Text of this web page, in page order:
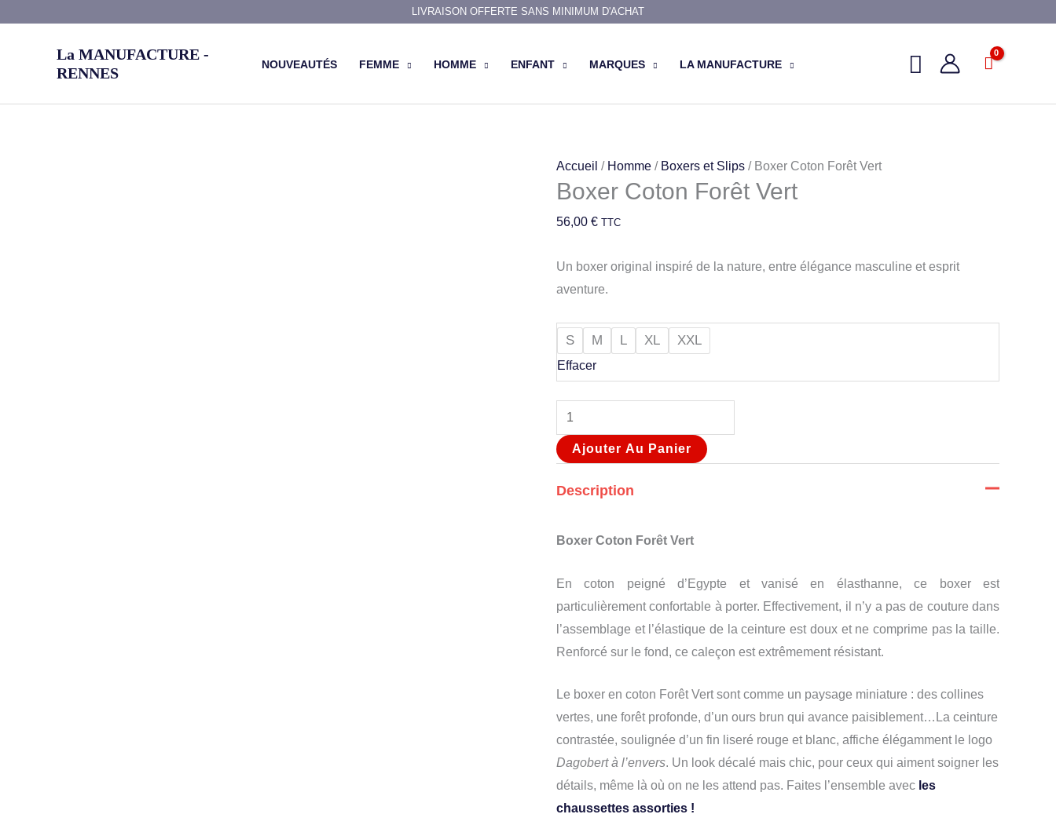
LIVRAISON OFFERTE SANS MINIMUM D'ACHAT
La MANUFACTURE -
RENNES
NOUVEAUTÉS FEMME HOMME ENFANT MARQUES LA MANUFACTURE
Accueil / Homme / Boxers et Slips / Boxer Coton Forêt Vert
Boxer Coton Forêt Vert
56,00 € TTC
Un boxer original inspiré de la nature, entre élégance masculine et esprit
aventure.
S M L XL XXL
Effacer
quantité
de
Ajouter Au Panier
Description
Boxer Coton Forêt Vert
En coton peigné d’Egypte et vanisé en élasthanne, ce boxer est
particulièrement confortable à porter. Effectivement, il n’y a pas de couture dans
l’assemblage et l’élastique de la ceinture est doux et ne comprime pas la taille.
Renforcé sur le fond, ce caleçon est extrêmement résistant.
Le boxer en coton Forêt Vert sont comme un paysage miniature : des collines
vertes, une forêt profonde, d’un ours brun qui avance paisiblement…La ceinture
contrastée, soulignée d’un fin liseré rouge et blanc, affiche élégamment le logo
Dagobert à l’envers. Un look décalé mais chic, pour ceux qui aiment soigner les
détails, même là où on ne les attend pas. Faites l’ensemble avec les
chaussettes assorties !